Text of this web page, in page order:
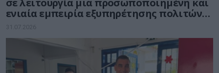
σε λειτουργία μια προσωποποιημένη και
ενιαία εμπειρία εξυπηρέτησης πολιτών
και επιχειρήσεων
31.07.2026